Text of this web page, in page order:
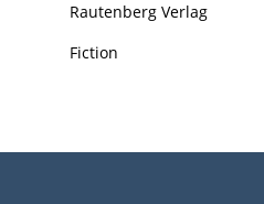
Rautenberg Verlag
Fiction